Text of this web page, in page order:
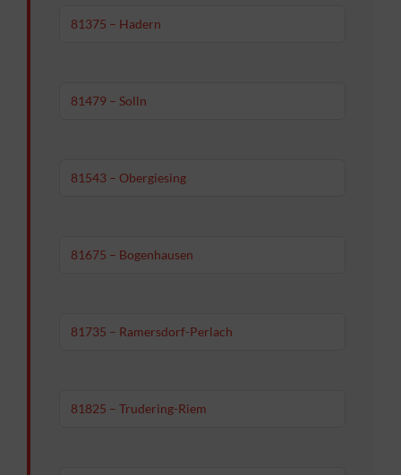
81375 – Hadern
81479 – Solln
81543 – Obergiesing
81675 – Bogenhausen
81735 – Ramersdorf-Perlach
81825 – Trudering-Riem